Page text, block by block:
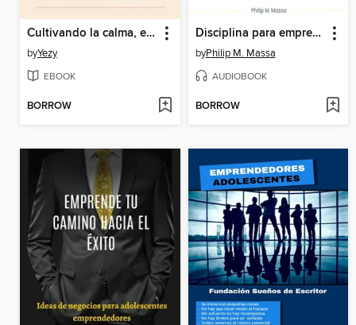
Cultivando la calma, estrategias mindfulness para emprendedores
byYezy
EBOOK
BORROW
Disciplina para emprendedores, dominando la eficacia
byPhilip M. Massa
AUDIOBOOK
BORROW